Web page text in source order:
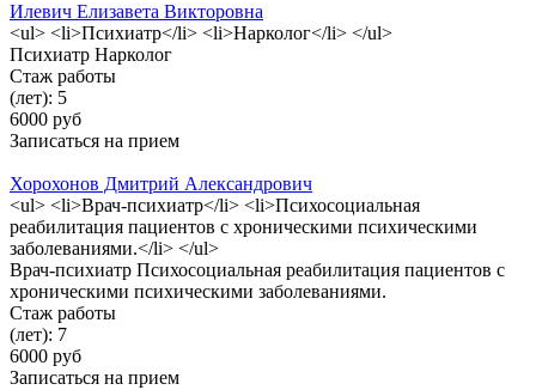
Илевич Елизавета Викторовна
<ul> <li>Психиатр</li> <li>Нарколог</li> </ul>
Психиатр Нарколог
Стаж работы
(лет): 5
6000 руб
Записаться на прием
Хорохонов Дмитрий Александрович
<ul> <li>Врач-психиатр</li> <li>Психосоциальная
реабилитация пациентов с хроническими психическими
заболеваниями.</li> </ul>
Врач-психиатр Психосоциальная реабилитация пациентов с
хроническими психическими заболеваниями.
Стаж работы
(лет): 7
6000 руб
Записаться на прием